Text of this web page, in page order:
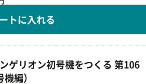
トに入れる
ゲリオン初号機をつくる 第106
編）